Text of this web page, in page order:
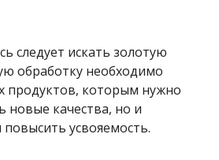
следует искать золотую
обработку необходимо
продуктов, которым нужно
новые качества, но и
повысить усвояемость.